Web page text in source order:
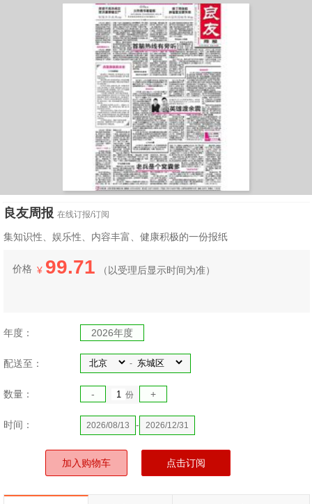
良友周报在线订报/订阅
集知识性、娱乐性、内容丰富、健康积极的一份报纸
价格 ¥ 99.71 （ 以受理后显示时间为准）
年度： 2026年度
配送至： -
数量： - 份 +
时间： 2026/08/13 - 2026/12/31
加入购物车 点击订阅